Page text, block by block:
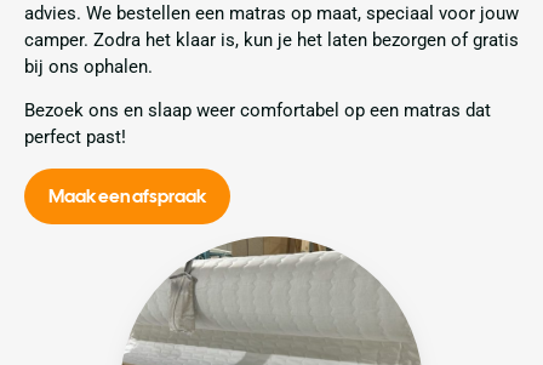
advies. We bestellen een matras op maat, speciaal voor jouw
camper. Zodra het klaar is, kun je het laten bezorgen of gratis
bij ons ophalen.
Bezoek ons en slaap weer comfortabel op een matras dat
perfect past!
Maak een afspraak